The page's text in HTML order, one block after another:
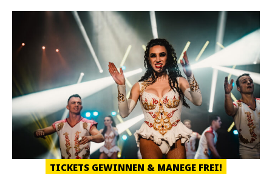
TICKETS GEWINNEN & MANEGE FREI!